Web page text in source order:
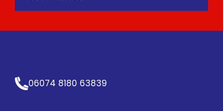
06074 8180 63839